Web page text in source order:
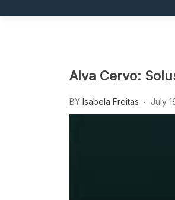
Alva Cervo:
BY Isabela Freitas July